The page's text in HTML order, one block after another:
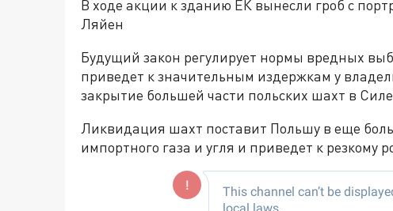
В ходе акции к зданию ЕК вынесли гроб с
Ляйен
Будущий закон регулирует нормы вредных
приведет к значительным издержкам у
закрытие большей части польских шахт в
Ликвидация шахт поставит Польшу в еще
импортного газа и угля и приведет к резкому